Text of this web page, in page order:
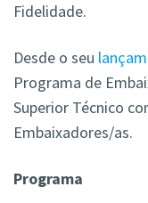
Fidelidade.
Desde o seu
Programa de
Superior Técnico
Embaixadores/as.
Programa